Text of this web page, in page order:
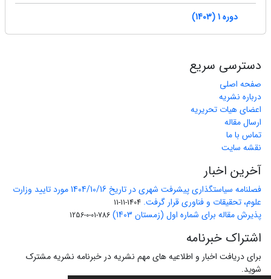
دوره 1 (1403)
دسترسی سریع
صفحه اصلی
درباره نشریه
اعضای هیات تحریریه
ارسال مقاله
تماس با ما
نقشه سایت
آخرین اخبار
فصلنامه سیاستگذاری پیشرفت شهری در تاریخ 1404/10/16 مورد تایید وزارت
علوم، تحقیقات و فناوری قرار گرفت. 1404-11-11
پذیرش مقاله برای شماره اول (زمستان 1403) 786-01-0-1256
اشتراک خبرنامه
برای دریافت اخبار و اطلاعیه های مهم نشریه در خبرنامه نشریه مشترک
شوید.